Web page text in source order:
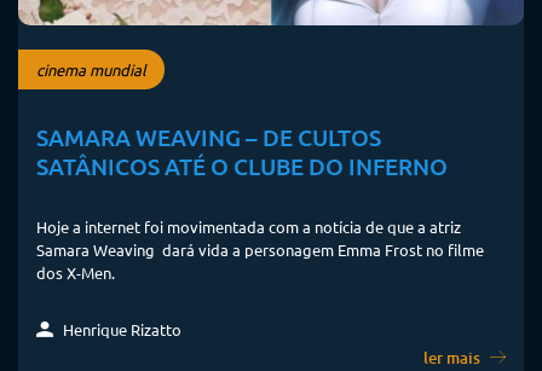
cinema mundial
SAMARA WEAVING – DE CULTOS
SATÂNICOS ATÉ O CLUBE DO INFERNO
Hoje a internet foi movimentada com a notícia de que a atriz
Samara Weaving dará vida a personagem Emma Frost no filme
dos X-Men.
Henrique Rizatto
ler mais